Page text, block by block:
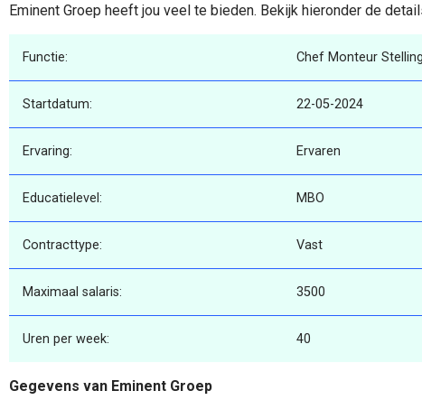
Eminent Groep heeft jou veel te bieden. Bekijk hieronder de
Functie: Chef Monteur
Startdatum: 22-05-2024
Ervaring: Ervaren
Educatielevel: MBO
Contracttype: Vast
Maximaal salaris: 3500
Uren per week: 40
Gegevens van Eminent Groep